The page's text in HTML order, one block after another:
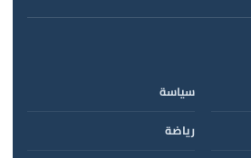
سياسة
رياضة